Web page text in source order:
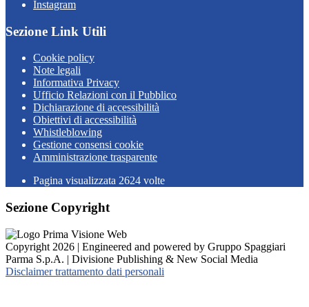
Instagram
Sezione Link Utili
Cookie policy
Note legali
Informativa Privacy
Ufficio Relazioni con il Pubblico
Dichiarazione di accessibilità
Obiettivi di accessibilità
Whistleblowing
Gestione consensi cookie
Amministrazione trasparente
Pagina visualizzata 2624 volte
Sezione Copyright
Copyright 2026 | Engineered and powered by Gruppo Spaggiari
Parma S.p.A. | Divisione Publishing & New Social Media
Disclaimer trattamento dati personali